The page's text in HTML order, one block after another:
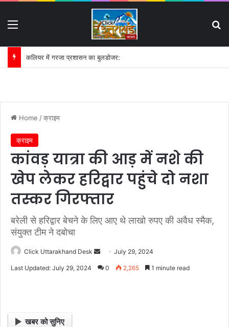
कलियर में गरजा प्रशासन का बुलडोजर:
Home /क्राइम
क्राइम
कांवड़ यात्रा की आड़ में नशे की
खेप लेकर हरिद्वार पहुंचे दो नशा
तस्कर गिरफ्तार
बरेली से हरिद्वार बेचने के लिए आए थे लाखो रुपए की अवैध स्मैक,
संयुक्त टीम ने दबोचा
Click Uttarakhand Desk
e
July 29, 2024
Last Updated: July 29, 2024 0 2,265 1 minute read
खबर को सुनिए